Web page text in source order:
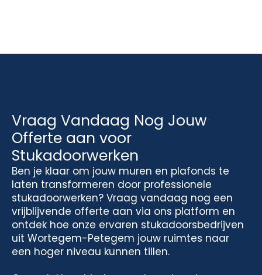
Vraag Vandaag Nog Jouw
Offerte aan voor
Stukadoorwerken
Ben je klaar om jouw muren en plafonds te
laten transformeren door professionele
stukadoorwerken? Vraag vandaag nog een
vrijblijvende offerte aan via ons platform en
ontdek hoe onze ervaren stukadoorsbedrijven
uit Wortegem-Petegem jouw ruimtes naar
een hoger niveau kunnen tillen.